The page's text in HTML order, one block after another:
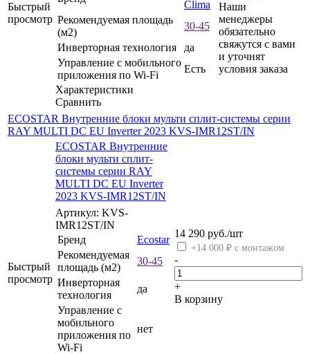
Быстрый
просмотр
Clima
Рекомендуемая площадь
(м2)
30-45
Инверторная технология
да
Управление c мобильного
приложения по Wi-Fi
Есть
Характеристики
Сравнить
Наши
менеджеры
обязательно
свяжутся с вами
и уточнят
условия заказа
ECOSTAR Внутренние блоки мульти сплит-системы серии
RAY MULTI DC EU Inverter 2023 KVS-IMR12ST/IN
Быстрый
просмотр
ECOSTAR Внутренние
блоки мульти сплит-
системы серии RAY
MULTI DC EU Inverter
2023 KVS-IMR12ST/IN
Артикул: KVS-
IMR12ST/IN
Бренд
Ecostar
Рекомендуемая
площадь (м2)
30-45
Инверторная
технология
да
Управление c
мобильного
приложения по
Wi-Fi
нет
14 290 руб./шт
+14 000 ₽ с монтажом
-
+
В корзину